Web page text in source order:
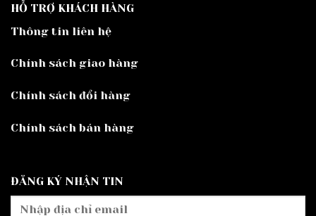
HỖ TRỢ KHÁCH HÀNG
Thông tin liên hệ
Chính sách giao hàng
Chính sách đổi hàng
Chính sách bán hàng
ĐĂNG KÝ NHẬN TIN